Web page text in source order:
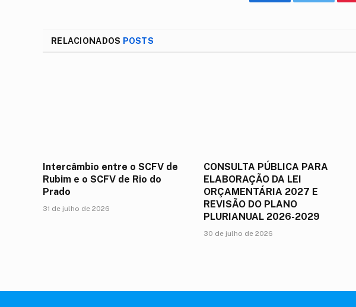
RELACIONADOS POSTS
Intercâmbio entre o SCFV de
Rubim e o SCFV de Rio do
Prado
31 de julho de 2026
CONSULTA PÚBLICA PARA
ELABORAÇÃO DA LEI
ORÇAMENTÁRIA 2027 E
REVISÃO DO PLANO
PLURIANUAL 2026-2029
30 de julho de 2026